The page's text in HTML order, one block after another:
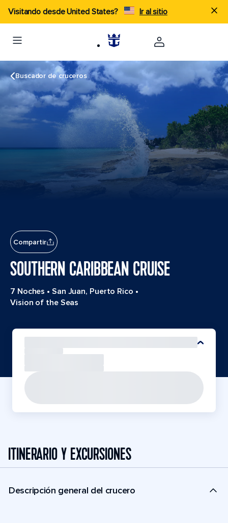
Visitando desde United States? Ir al sitio
Buscador de cruceros
Compartir
SOUTHERN CARIBBEAN CRUISE
7 Noches • San Juan, Puerto Rico •
Vision of the Seas
ITINERARIO Y EXCURSIONES
Descripción general del crucero